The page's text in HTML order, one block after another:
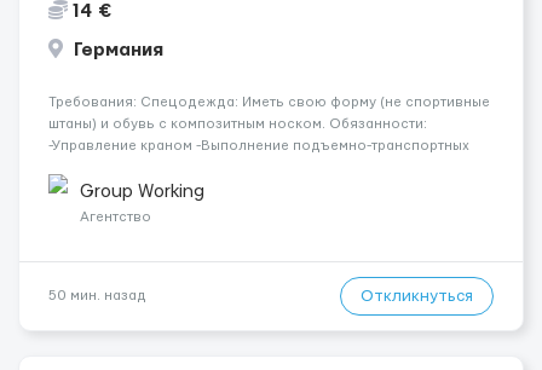
14 €
Германия
Требования: Спецодежда: Иметь свою форму (не спортивные
штаны) и обувь с композитным носком. Обязанности:
-Управление краном -Выполнение подъемно-транспортных
инструкций по безопасности. -Опыт управления различными
типами кранов (моб...
Group Working
Агентство
50 мин. назад Откликнуться